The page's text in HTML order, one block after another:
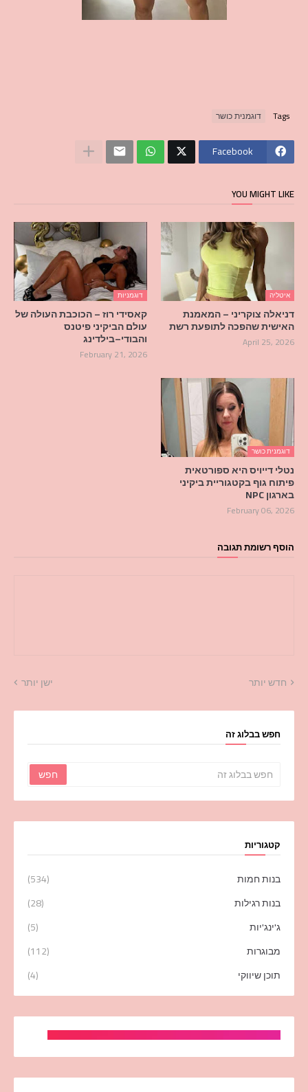
Tags דוגמנית כושר
Facebook
YOU MIGHT LIKE
איטליה
דניאלה צוקריני – המאמנת
האישית שהפכה לתופעת רשת
April 25, 2026
דוגמניות
קאסידי רוז – הכוכבת העולה של
עולם הביקיני פיטנס
והבודי–בילדינג
February 21, 2026
דוגמנית כושר
נטלי דייויס היא ספורטאית
פיתוח גוף בקטגוריית ביקיני
בארגון NPC
February 06, 2026
הוסף רשומת תגובה
חדש יותר ישן יותר
חפש בבלוג זה
קטגוריות
בנות חמות
(534)
בנות רגילות
(28)
ג'ינג'יות
(5)
מבוגרות
(112)
תוכן שיווקי
(4)